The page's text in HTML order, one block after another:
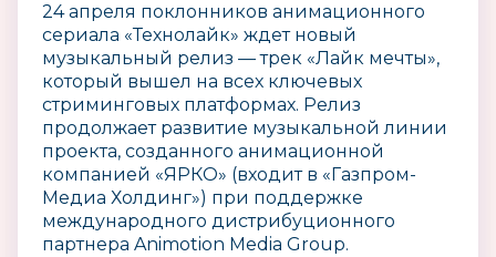
24 апреля поклонников анимационного
сериала «Технолайк» ждет новый
музыкальный релиз — трек «Лайк мечты»,
который вышел на всех ключевых
стриминговых платформах. Релиз
продолжает развитие музыкальной линии
проекта, созданного анимационной
компанией «ЯРКО» (входит в «Газпром-
Медиа Холдинг») при поддержке
международного дистрибуционного
партнера Animotion Media Group.